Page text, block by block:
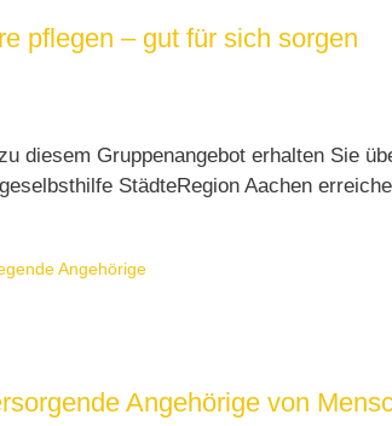
pflegen – gut für sich sorgen
diesem Gruppenangebot erhalten Sie
StädteRegion Aachen
Angehörige
Angehörige von